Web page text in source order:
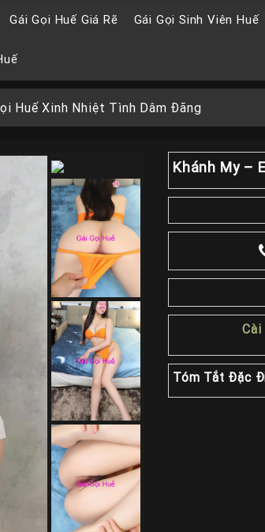
Gái Gọi Huế Giá Rẽ Gái Gọi Sinh Viên Huế
Huế Xinh Nhiệt Tình Dâm Đãng
Khánh My –
Cài
Tóm Tắt Đặc